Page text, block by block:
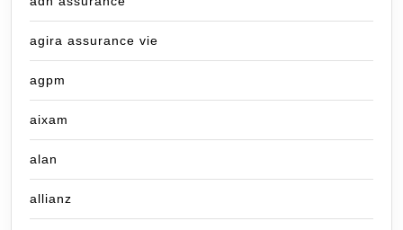
agira assurance vie
agpm
aixam
alan
allianz